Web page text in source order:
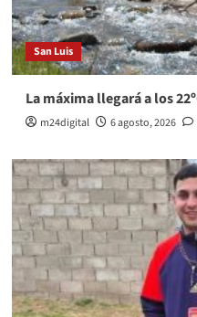
San Luis
La máxima llegará a los
m24digital 6 agosto, 2026